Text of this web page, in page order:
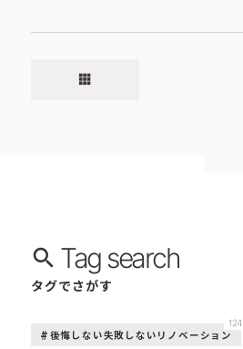
apps
Tag search
タグでさがす
後悔しない失敗しないリノベーション
124